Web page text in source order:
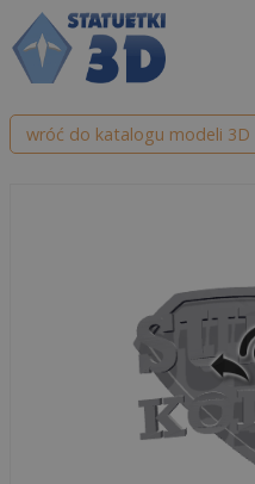
Przejdź
do
treści
wróć do katalogu modeli 3D